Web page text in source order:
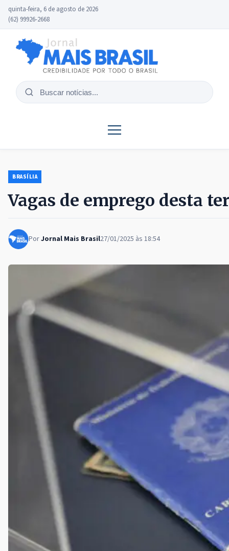
quinta-feira, 6 de agosto de 2026
(62) 99926-2668
Buscar
BRASÍLIA
Vagas de emprego desta
PorJornal Mais Brasil27/01/2025 às 18:54